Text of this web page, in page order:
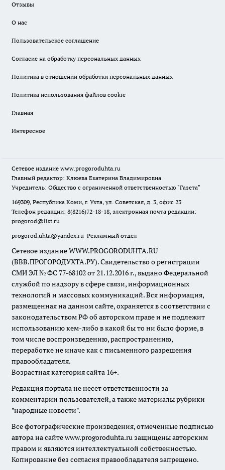
Отзывы
О нас
Пользовательское соглашение
Согласие на обработку персональных данных
Политика в отношении обработки персональных данных
Политика использования файлов cookie
Главная
Интересное
Сетевое издание www.progoroduhta.ru
Главный редактор: Клюева Екатерина Владимировна
Учредитель: Общество с ограниченной ответственностью "Газета"
169309, Республика Коми, г. Ухта, ул. Советская, д. 3, офис 23
Телефон редакции: 8(8216)72-18-18, электронная почта редакции:
progorod@list.ru
progorod.uhta@yandex.ru Рекламный отдел
Сетевое издание WWW.PROGORODUHTA.RU
(ВВВ.ПРОГОРОДУХТА.РУ). Свидетельство о регистрации
СМИ ЭЛ № ФС 77-68102 от 21.12.2016 г., выдано Федеральной
службой по надзору в сфере связи, информационных
технологий и массовых коммуникаций. Вся информация,
размещенная на данном сайте, охраняется в соответствии с
законодательством РФ об авторском праве и не подлежит
использованию кем-либо в какой бы то ни было форме, в
том числе воспроизведению, распространению,
переработке не иначе как с письменного разрешения
правообладателя.
Возрастная категория сайта 16+.
Редакция портала не несет ответственности за
комментарии пользователей, а также материалы рубрики
"народные новости".
Все фотографические произведения, отмеченные подписью
автора на сайте www.progoroduhta.ru защищены авторским
правом и являются интеллектуальной собственностью.
Копирование без согласия правообладателя запрещено.